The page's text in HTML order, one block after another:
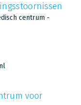
centrum -
voor